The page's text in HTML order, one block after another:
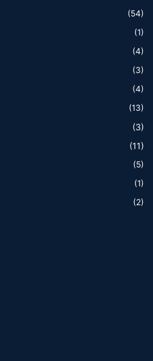
(54)
(1)
(4)
(3)
(4)
(13)
(3)
(11)
(5)
(1)
(2)